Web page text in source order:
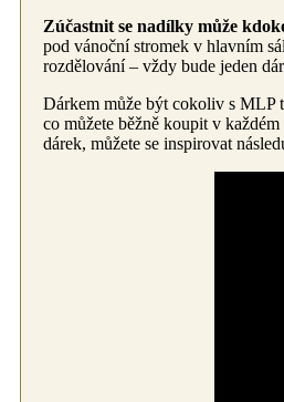
Zúčastnit se nadílky může
pod vánoční stromek v hlavním
rozdělování – vždy bude jeden
Dárkem může být cokoliv s MLP
co můžete běžně koupit v
dárek, můžete se inspirovat